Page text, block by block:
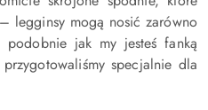
legginsy mogą nosić zarówno
podobnie jak my jesteś fanką
specjalnie dla